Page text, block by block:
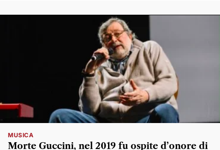
MUSICA
Morte Guccini, nel 2019 fu ospite d’onore di